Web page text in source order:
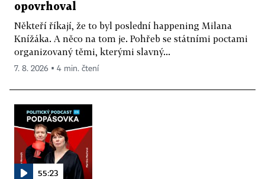
opovrhoval
Někteří říkají, že to byl poslední happening Milana
Knížáka. A něco na tom je. Pohřeb se státními poctami
organizovaný těmi, kterými slavný...
7. 8. 2026 ▪ 4 min. čtení
55:23